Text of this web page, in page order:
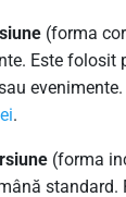
(forma
Este folosit
.
(forma
standard.